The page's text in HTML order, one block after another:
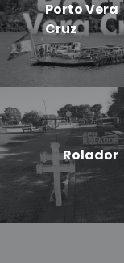
Porto Vera
Cruz
Rolador